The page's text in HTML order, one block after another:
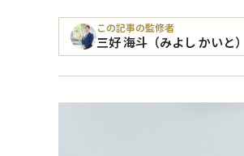
この記事の監修者
三好 海斗（みよし かいと）